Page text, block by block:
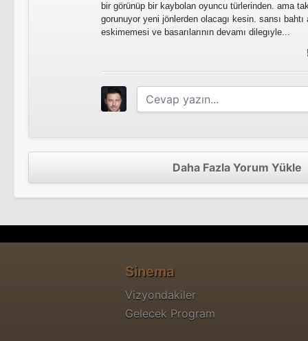
bir görünüp bir kaybolan oyuncu türlerinden. ama
gorunuyor yeni jönlerden olacagı kesin. sansı
eskimemesi ve basarılarının devamı dilegıyle...
Daha Fazla Yorum Yükle
Sinema
Vizyondakiler
Gelecek Program